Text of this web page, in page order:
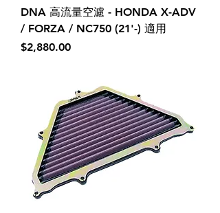
DNA 高流量空濾 - HONDA X-ADV
/ FORZA / NC750 (21'-) 適用
價格
$2,880.00